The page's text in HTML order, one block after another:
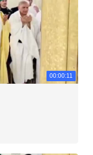
00:00:11